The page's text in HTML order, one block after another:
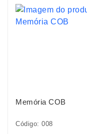
Memória COB
Código: 008